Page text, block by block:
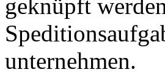
geknüpft
unternehmen.